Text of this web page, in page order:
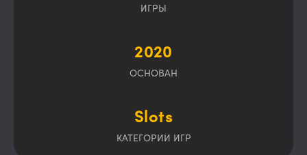
ИГРЫ
2020
ОСНОВАН
Slots
КАТЕГОРИИ ИГР